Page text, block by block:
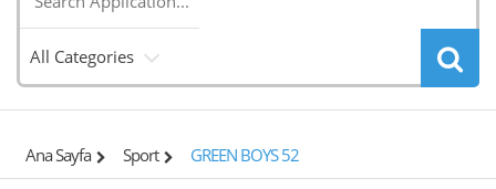
All Categories
Ana Sayfa Sport GREEN BOYS 52